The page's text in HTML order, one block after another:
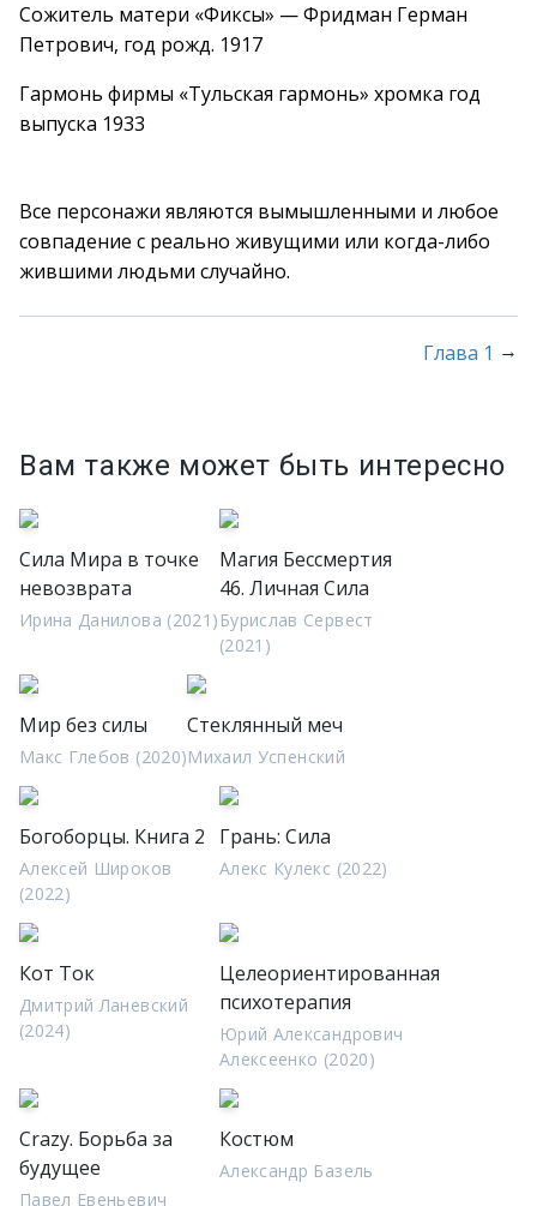
Сожитель матери «Фиксы» — Фридман Герман
Петрович, год рожд. 1917
Гармонь фирмы «Тульская гармонь» хромка год
выпуска 1933
Все персонажи являются вымышленными и любое
совпадение с реально живущими или когда-либо
жившими людьми случайно.
Глава 1 →
Вам также может быть интересно
Сила Мира в точке
невозврата
Ирина Данилова (2021)
Магия Бессмертия
46. Личная Сила
Бурислав Сервест
(2021)
Мир без силы
Макс Глебов (2020)
Стеклянный меч
Михаил Успенский
Богоборцы. Книга 2
Алексей Широков
(2022)
Грань: Сила
Алекс Кулекс (2022)
Кот Ток
Дмитрий Ланевский
(2024)
Целеориентированная
психотерапия
Юрий Александрович
Алексеенко (2020)
Crazy. Борьба за
будущее
Павел Евеньевич
Костюм
Александр Базель